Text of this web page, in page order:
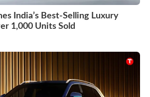
India’s Best-Selling Luxury
1,000 Units Sold